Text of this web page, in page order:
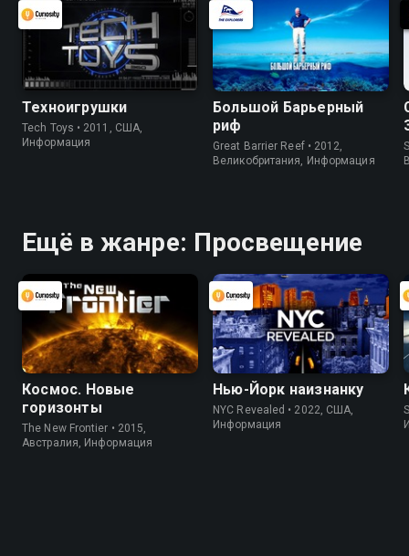
Техноигрушки
Tech Toys • 2011, США,
Информация
Большой Барьерный
риф
Great Barrier Reef • 2012,
Великобритания, Информация
Ещё в жанре: Просвещение
Космос. Новые
горизонты
The New Frontier • 2015,
Австралия, Информация
Нью-Йорк наизнанку
NYC Revealed • 2022, США,
Информация